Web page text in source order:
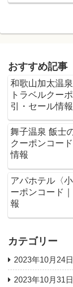
おすすめ記事
和歌山加太温
トラベルクー
引・セール情報
舞子温泉 飯士
クーポンコー
情報
アパホテル〈
ーポンコード
報
カテゴリー
2023年10月24
2023年10月31